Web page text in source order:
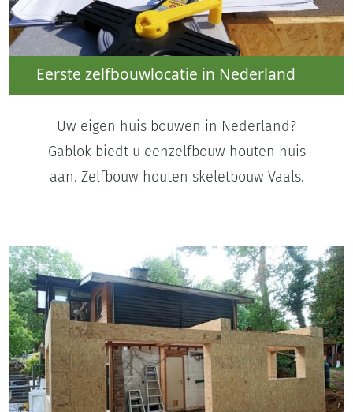
Eerste zelfbouwlocatie in Nederland
Uw eigen huis bouwen in Nederland?
Gablok biedt u eenzelfbouw houten huis
aan. Zelfbouw houten skeletbouw Vaals.